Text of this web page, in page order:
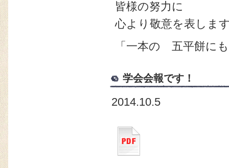
皆様の努力に
心より敬意を表しま
「一本の 五平餅に
学会会報です！
2014.10.5